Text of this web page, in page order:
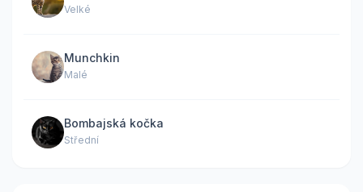
Velké
Munchkin
Malé
Bombajská kočka
Střední